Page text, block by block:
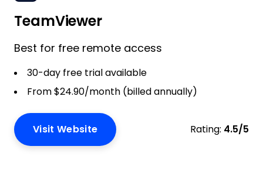
TeamViewer
Best for free remote access
30-day free trial available
From $24.90/month (billed annually)
Visit Website Rating: 4.5/5